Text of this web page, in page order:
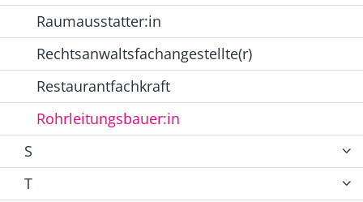
Raumausstatter:in
Rechtsanwaltsfachangestellte(r)
Restaurantfachkraft
Rohrleitungsbauer:in
S
T